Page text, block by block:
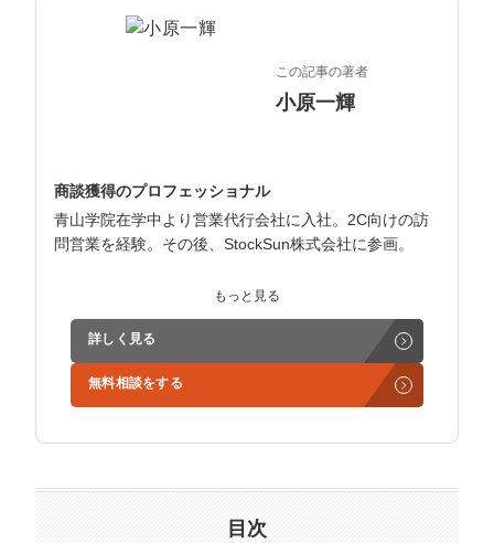
この記事の著者
小原一輝
商談獲得のプロフェッショナル
青山学院在学中より営業代行会社に入社。2C向けの訪
問営業を経験。その後、StockSun株式会社に参画。
インサイドセールス立ち上げ、テレアポ部隊立ち上げな
ど営業支援を担当。
学生時代からに代表岩野の社長秘書として活動。現在は
3社の事業責任者も務めており、Webマーケティングと
趣味はキックボクシング。アマチュアの戦績は2戦0勝2
もっと見る
詳しく見る
無料相談をする
目次